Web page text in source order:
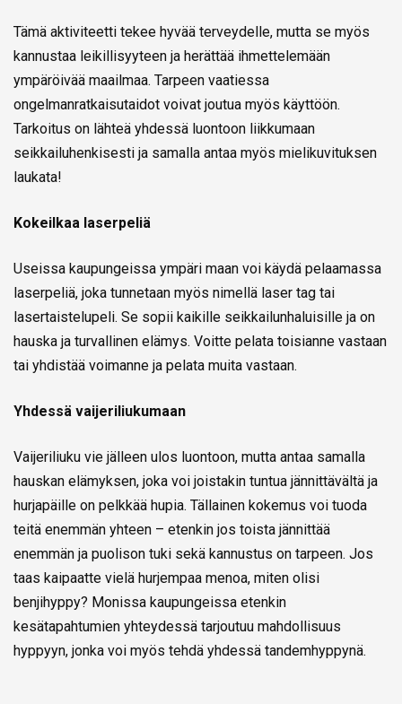
Tämä aktiviteetti tekee hyvää terveydelle, mutta se myös
kannustaa leikillisyyteen ja herättää ihmettelemään
ympäröivää maailmaa. Tarpeen vaatiessa
ongelmanratkaisutaidot voivat joutua myös käyttöön.
Tarkoitus on lähteä yhdessä luontoon liikkumaan
seikkailuhenkisesti ja samalla antaa myös mielikuvituksen
laukata!
Kokeilkaa laserpeliä
Useissa kaupungeissa ympäri maan voi käydä pelaamassa
laserpeliä, joka tunnetaan myös nimellä laser tag tai
lasertaistelupeli. Se sopii kaikille seikkailunhaluisille ja on
hauska ja turvallinen elämys. Voitte pelata toisianne vastaan
tai yhdistää voimanne ja pelata muita vastaan.
Yhdessä vaijeriliukumaan
Vaijeriliuku vie jälleen ulos luontoon, mutta antaa samalla
hauskan elämyksen, joka voi joistakin tuntua jännittävältä ja
hurjapäille on pelkkää hupia. Tällainen kokemus voi tuoda
teitä enemmän yhteen – etenkin jos toista jännittää
enemmän ja puolison tuki sekä kannustus on tarpeen. Jos
taas kaipaatte vielä hurjempaa menoa, miten olisi
benjihyppy? Monissa kaupungeissa etenkin
kesätapahtumien yhteydessä tarjoutuu mahdollisuus
hyppyyn, jonka voi myös tehdä yhdessä tandemhyppynä.